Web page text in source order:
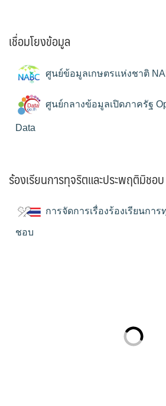
เชื่อมโยงข้อมูล
ศูนย์ข้อมูลเกษตรแห่งชาติ
ศูนย์กลางข้อมูลเปิดภาครัฐ
Data
ร้องเรียนการทุจริตและประพฤติมิชอบ
การจัดการเรื่องร้องเรียนกา
ชอบ